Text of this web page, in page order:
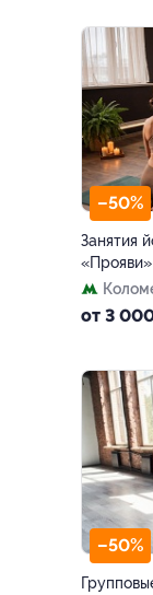
–50%
Занятия
«Прояви»
от 3
–50%